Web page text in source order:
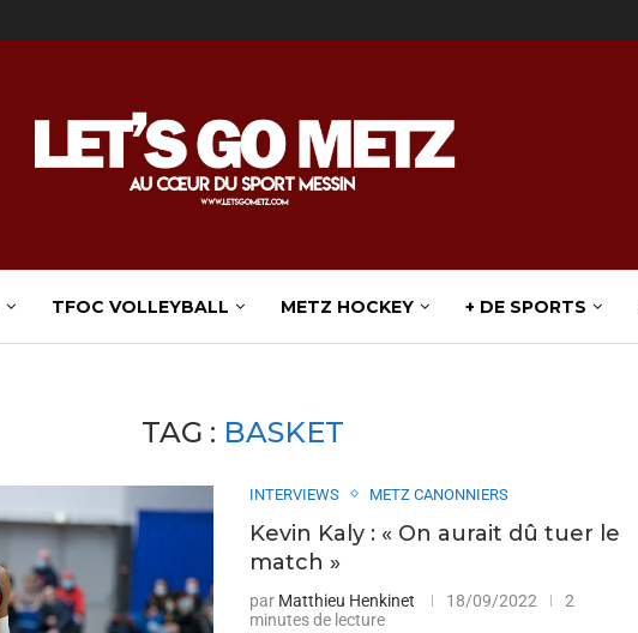
TFOC VOLLEYBALL METZ HOCKEY + DE SPORTS
TAG : BASKET
INTERVIEWS METZ CANONNIERS
Kevin Kaly : « On aurait dû tuer le
match »
par Matthieu Henkinet 18/09/2022
2
minutes de lecture